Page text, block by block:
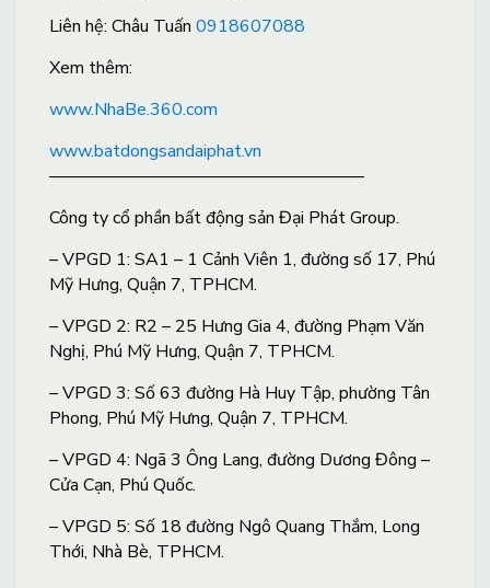
Liên hệ: Châu Tuấn 0918607088
Xem thêm:
www.NhaBe.360.com
www.batdongsandaiphat.vn
——————————————————
Công ty cổ phần bất động sản Đại Phát Group.
– VPGD 1: SA1 – 1 Cảnh Viên 1, đường số 17, Phú
Mỹ Hưng, Quận 7, TPHCM.
– VPGD 2: R2 – 25 Hưng Gia 4, đường Phạm Văn
Nghị, Phú Mỹ Hưng, Quận 7, TPHCM.
– VPGD 3: Số 63 đường Hà Huy Tập, phường Tân
Phong, Phú Mỹ Hưng, Quận 7, TPHCM.
– VPGD 4: Ngã 3 Ông Lang, đường Dương Đông –
Cửa Cạn, Phú Quốc.
– VPGD 5: Số 18 đường Ngô Quang Thắm, Long
Thới, Nhà Bè, TPHCM.